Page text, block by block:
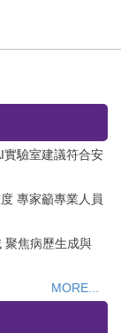
實驗室建議符合安
專家籲專業人員
聚焦病歷生成與
MORE...